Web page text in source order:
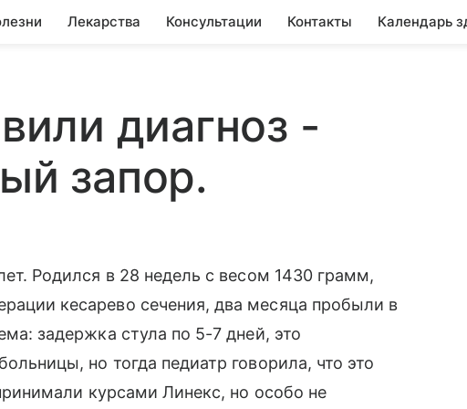
Лекарства Консультации Контакты Календарь
диагноз -
запор.
Родился в 28 недель с весом 1430 грамм,
кесарево сечения, два месяца пробыли в
задержка стула по 5-7 дней, это
но тогда педиатр говорила, что это
курсами Линекс, но особо не